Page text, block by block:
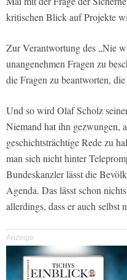
kritischen Blick auf Projekte
Zur Verantwortung des „Nie
unangenehmen Fragen zu
die Fragen zu beantworten,
Und so wird Olaf Scholz
Niemand hat ihn gezwungen,
geschichtsträchtige Rede zu
man sich nicht hinter
Bundeskanzler lässt die
Agenda. Das lässt schon
allerdings, dass er auch
Anzeige